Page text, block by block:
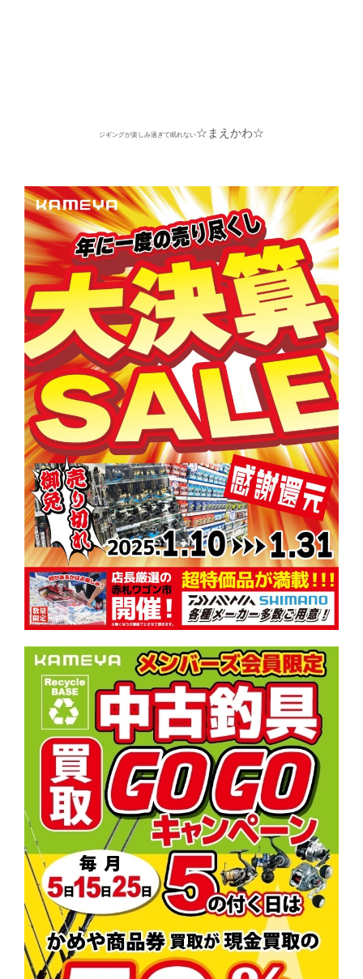
ジギングが楽しみ過ぎて眠れない☆まえかわ☆